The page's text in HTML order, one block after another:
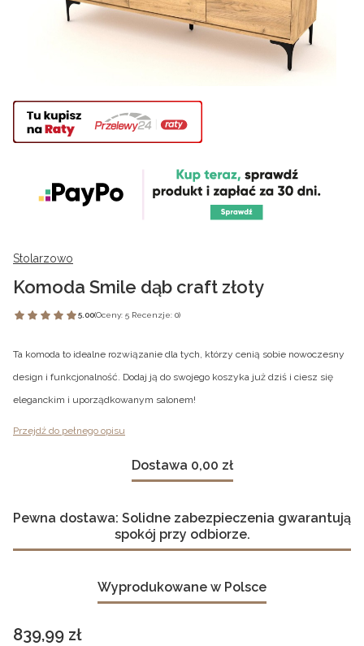
Stolarzowo
Komoda Smile dąb craft złoty
5.00(Oceny: 5 Recenzje: 0)
Ta komoda to idealne rozwiązanie dla tych, którzy cenią sobie nowoczesny
design i funkcjonalność. Dodaj ją do swojego koszyka już dziś i ciesz się
eleganckim i uporządkowanym salonem!
Przejdź do pełnego opisu
Dostawa 0,00 zł
Pewna dostawa: Solidne zabezpieczenia gwarantują
spokój przy odbiorze.
Wyprodukowane w Polsce
Cena
839,99 zł